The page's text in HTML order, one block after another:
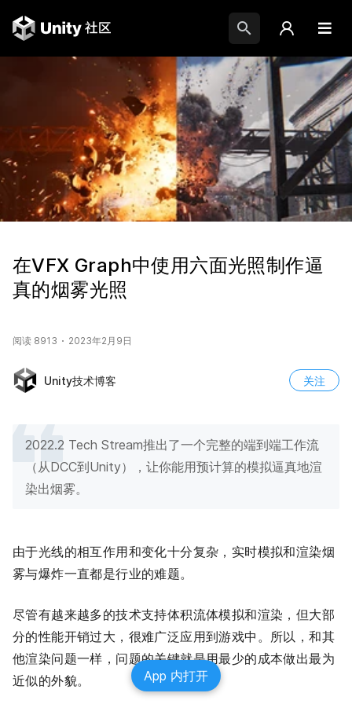
在VFX Graph中使用六面光照制作逼
真的烟雾光照
阅读 8913 2023年2月9日
Unity技术博客 关注
2022.2 Tech Stream推出了一个完整的端到端工作流
（从DCC到Unity），让你能用预计算的模拟逼真地渲
染出烟雾。
由于光线的相互作用和变化十分复杂，实时模拟和渲染烟
雾与爆炸一直都是行业的难题。
尽管有越来越多的技术支持体积流体模拟和渲染，但大部
分的性能开销过大，很难广泛应用到游戏中。所以，和其
他渲染问题一样，问题的关键就是用最少的成本做出最为
近似的外貌。
App 内打开